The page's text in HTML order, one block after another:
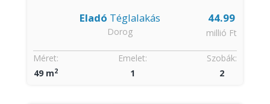
44.99
millió Ft
Eladó Téglalakás
Dorog
Szobák:
2
Méret:
49 m2
Emelet:
1